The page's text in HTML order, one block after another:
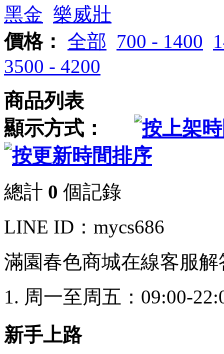
黑金 樂威壯
價格：
全部 700 - 1400
3500 - 4200
商品列表
顯示方式：
總計 0 個記錄
LINE ID：mycs686
滿園春色商城在線客服解
周一至周五：09:00-
新手上路